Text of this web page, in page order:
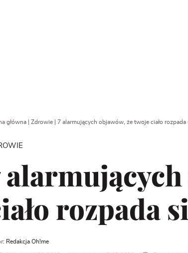
główna| Zdrowie| 7 alarmujących objawów, że twoje ciało rozpada
rozpada
Redakcja Oh!me